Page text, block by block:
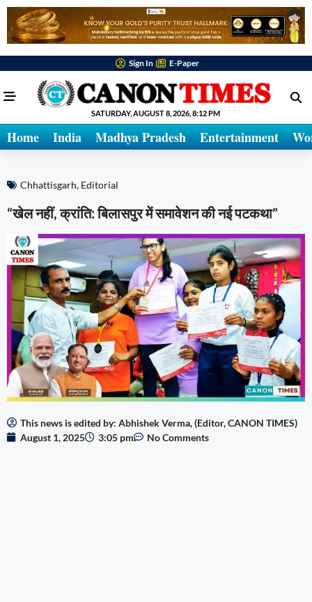
Sign In E-Paper
SATURDAY, AUGUST 8, 2026, 8:12 PM
Home India Madhya Pradesh Entertainment
Chhattisgarh, Editorial
“खेल नहीं, क्रांति: बिलासपुर में समावेशन की नई पटकथा”
This news is edited by: Abhishek Verma, (Editor, CANON TIMES)
August 1, 2025
3:05 pm No Comments